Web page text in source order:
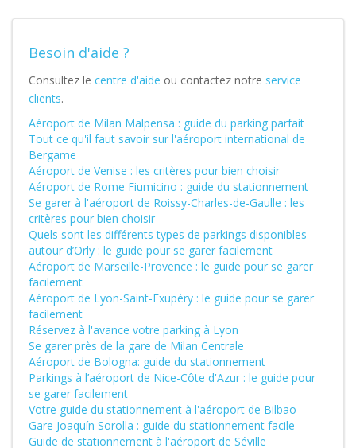
Besoin d'aide ?
Consultez le centre d'aide ou contactez notre service
clients.
Aéroport de Milan Malpensa : guide du parking parfait
Tout ce qu'il faut savoir sur l'aéroport international de
Bergame
Aéroport de Venise : les critères pour bien choisir
Aéroport de Rome Fiumicino : guide du stationnement
Se garer à l'aéroport de Roissy-Charles-de-Gaulle : les
critères pour bien choisir
Quels sont les différents types de parkings disponibles
autour d’Orly : le guide pour se garer facilement
Aéroport de Marseille-Provence : le guide pour se garer
facilement
Aéroport de Lyon-Saint-Exupéry : le guide pour se garer
facilement
Réservez à l'avance votre parking à Lyon
Se garer près de la gare de Milan Centrale
Aéroport de Bologna: guide du stationnement
Parkings à l’aéroport de Nice-Côte d'Azur : le guide pour
se garer facilement
Votre guide du stationnement à l'aéroport de Bilbao
Gare Joaquín Sorolla : guide du stationnement facile
Guide de stationnement à l'aéroport de Séville